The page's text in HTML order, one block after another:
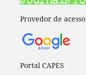
Provedor de acesso
Portal CAPES